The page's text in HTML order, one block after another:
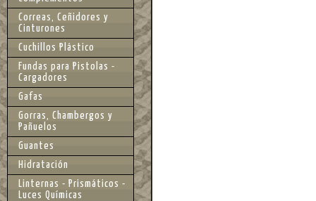
Correas, Ceñidores y
Cinturones
Cuchillos Plástico
Fundas para Pistolas -
Cargadores
Gafas
Gorras, Chambergos y
Pañuelos
Guantes
Hidratación
Linternas - Prismáticos -
Luces Químicas